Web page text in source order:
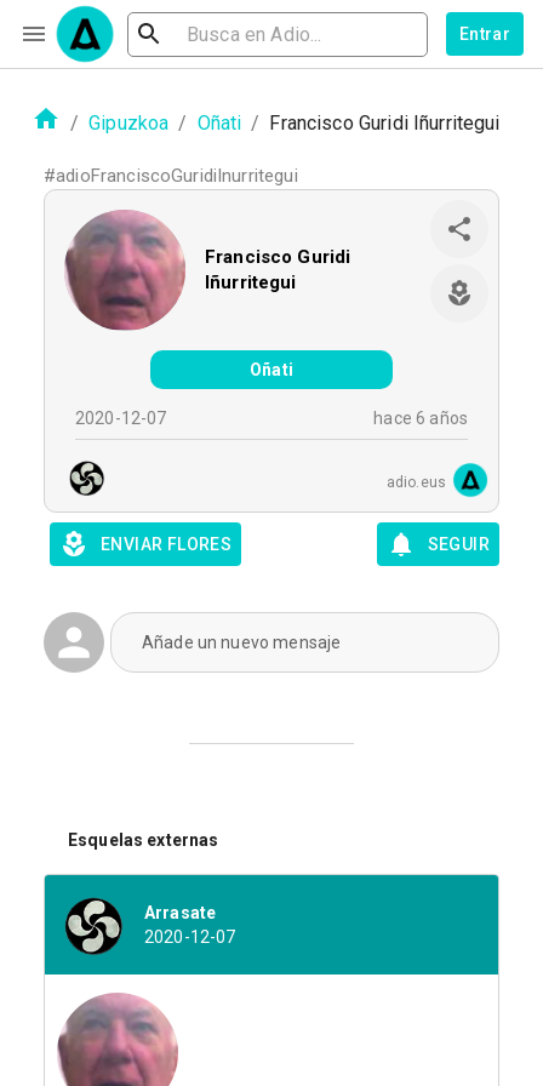
Entrar
/ Gipuzkoa / Oñati / Francisco Guridi Iñurritegui
#adioFranciscoGuridiInurritegui
Francisco Guridi
Iñurritegui
Oñati
2020-12-07 hace 6 años
adio.eus
ENVIAR FLORES SEGUIR
Añade un nuevo mensaje
Esquelas externas
Arrasate
2020-12-07